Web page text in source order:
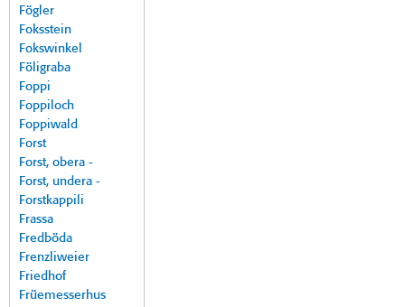
Fögler
Foksstein
Fokswinkel
Föligraba
Foppi
Foppiloch
Foppiwald
Forst
Forst, obera -
Forst, undera -
Forstkappili
Frassa
Fredböda
Frenzliweier
Friedhof
Früemesserhus